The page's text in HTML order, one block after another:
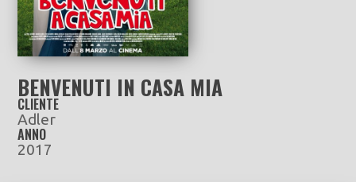
BENVENUTI IN CASA MIA
CLIENTE
Adler
ANNO
2017